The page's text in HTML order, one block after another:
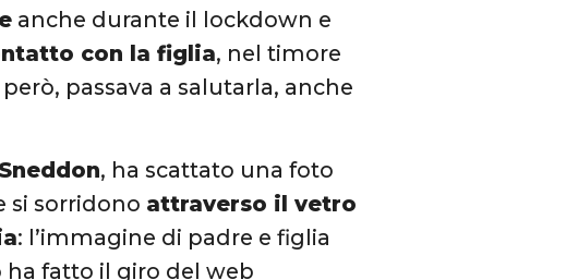
anche durante il lockdown e
con la figlia, nel timore
passava a salutarla, anche
, ha scattato una foto
si sorridono attraverso il vetro
: l’immagine di padre e figlia
ha fatto il giro del web